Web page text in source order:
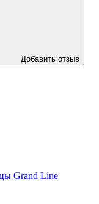
Добавить отзыв
Grand Line